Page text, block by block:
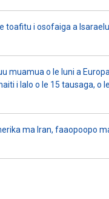
toafitu i osofaiga a
muamua o le Iuni a
i lalo o le 15 tausaga, o
ma Iran, faaopoopo